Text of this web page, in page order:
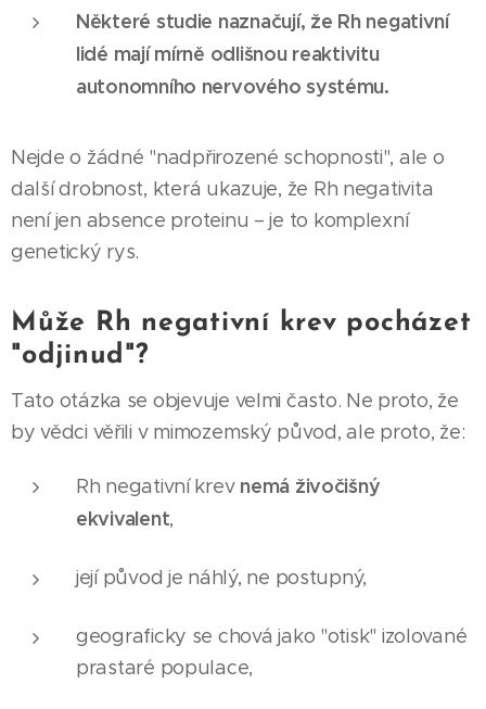
Některé studie naznačují, že Rh negativní
lidé mají mírně odlišnou reaktivitu
autonomního nervového systému.
Nejde o žádné "nadpřirozené schopnosti", ale o
další drobnost, která ukazuje, že Rh negativita
není jen absence proteinu – je to komplexní
genetický rys.
Může Rh negativní krev pocházet
"odjinud"?
Tato otázka se objevuje velmi často. Ne proto, že
by vědci věřili v mimozemský původ, ale proto, že:
Rh negativní krev nemá živočišný
ekvivalent,
její původ je náhlý, ne postupný,
geograficky se chová jako "otisk" izolované
prastaré populace,